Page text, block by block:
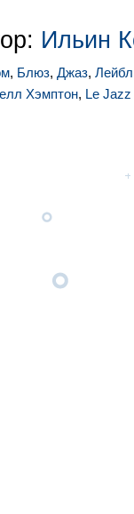
Ильин
, Блюз, Джаз, Лейбл
Хэмптон, Le